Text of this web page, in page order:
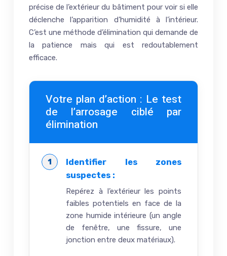
précise de l’extérieur du bâtiment pour voir si elle
déclenche l’apparition d’humidité à l’intérieur.
C’est une méthode d’élimination qui demande de
la patience mais qui est redoutablement
efficace.
Votre plan d’action : Le test
de l’arrosage ciblé par
élimination
Identifier les zones
suspectes :
Repérez à l’extérieur les points
faibles potentiels en face de la
zone humide intérieure (un angle
de fenêtre, une fissure, une
jonction entre deux matériaux).